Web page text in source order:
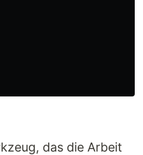
das die Arbeit